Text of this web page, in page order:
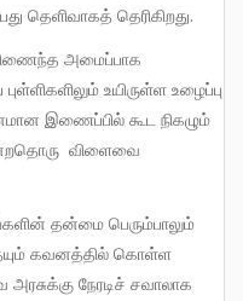
தெளிவாகத் தெரிகிறது.
உயிருள்ள உழைப்பு
இணைப்பில் கூட நிகழும்
விளைவை
கவனத்தில் கொள்ள
நேரடிச் சவாலாக